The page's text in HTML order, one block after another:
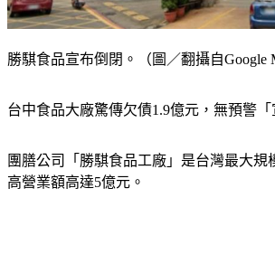
勝騏食品宣布倒閉。（圖／翻攝自Google
台中食品大廠驚傳欠債1.9億元，無預警
團膳公司「勝騏食品工廠」是台灣最大
高營業額高達5億元。